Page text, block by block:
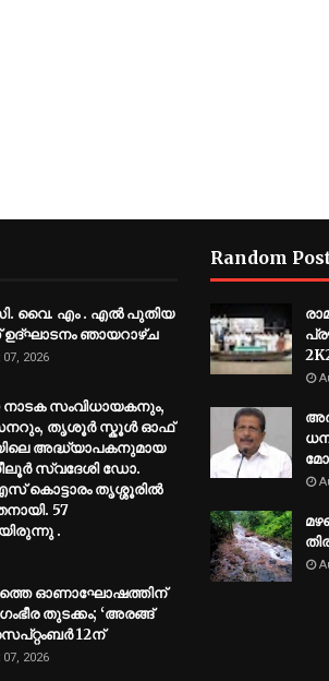
വൈ. എം . എൽ പുതിയ
ഞായറാഴ്ച
2026
നാടക സംവിധായകനും,
തൃശൂർ സ്കൂൾ ഓഫ്
അദ്ധ്യാപകനുമായ
സ്വദേശി ഡോ.
കൊട്ടാരം തൃശ്ശൂരിൽ
57
.
ഓണാഘോഷത്തിന്
തുടക്കം; ‘അരങ്ങ്
12ന്
2026
Random